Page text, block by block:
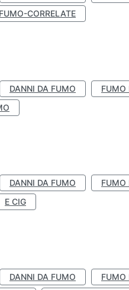
CORRELATE
DANNI DA FUMO
FUMO
DANNI DA FUMO
FUMO
E CIG
DANNI DA FUMO
FUMO